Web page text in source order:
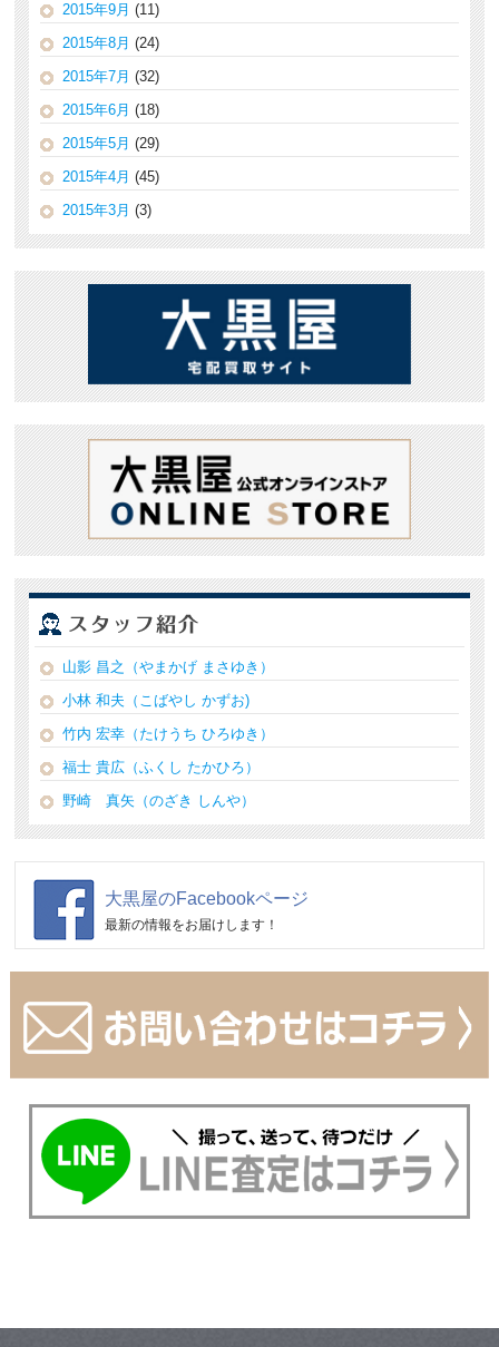
2015年9月 (11)
2015年8月 (24)
2015年7月 (32)
2015年6月 (18)
2015年5月 (29)
2015年4月 (45)
2015年3月 (3)
山影 昌之（やまかげ まさゆき）
小林 和夫（こばやし かずお)
竹内 宏幸（たけうち ひろゆき）
福士 貴広（ふくし たかひろ）
野崎 真矢（のざき しんや）
大黒屋のFacebookページ
最新の情報をお届けします！